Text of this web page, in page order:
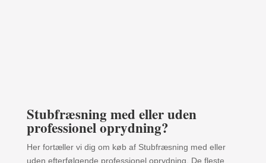
Stubfræsning med eller uden
professionel oprydning?
Her fortæller vi dig om køb af Stubfræsning med eller
uden efterfølgende professionel oprydning. De fleste